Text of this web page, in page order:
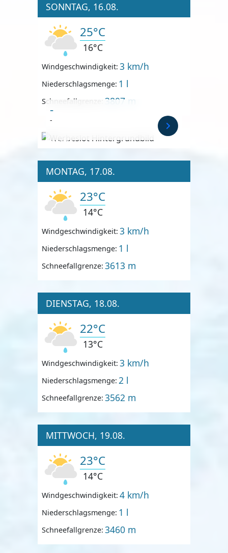
SONNTAG, 16.08.
25°C
16°C
Windgeschwindigkeit: 3 km/h
Niederschlagsmenge: 1 l
Schneefallgrenze: 3807 m
Anzeige
-
-
MONTAG, 17.08.
23°C
14°C
Windgeschwindigkeit: 3 km/h
Niederschlagsmenge: 1 l
Schneefallgrenze: 3613 m
DIENSTAG, 18.08.
22°C
13°C
Windgeschwindigkeit: 3 km/h
Niederschlagsmenge: 2 l
Schneefallgrenze: 3562 m
MITTWOCH, 19.08.
23°C
14°C
Windgeschwindigkeit: 4 km/h
Niederschlagsmenge: 1 l
Schneefallgrenze: 3460 m